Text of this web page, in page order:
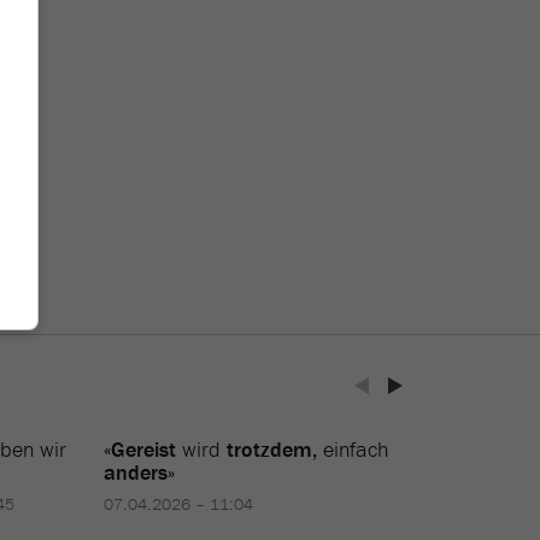
wir
«Gereist wird trotzdem, einfach
anders»
07.04.2026 – 11:04